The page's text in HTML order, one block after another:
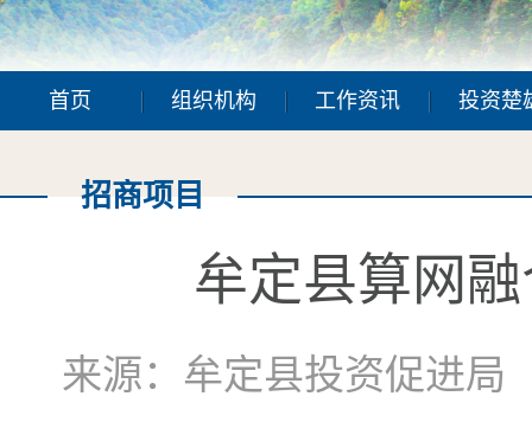
首页 组织机构 工作资讯 投资楚
招商项目
牟定县算网
来源：牟定县投资促进